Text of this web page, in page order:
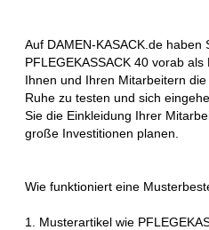
Auf DAMEN-KASACK.de haben
PFLEGEKASSACK 40 vorab
Ihnen und Ihren Mitarbeitern
Ruhe zu testen und sich
Sie die Einkleidung Ihrer
große Investitionen planen.
Wie funktioniert eine
1. Musterartikel wie